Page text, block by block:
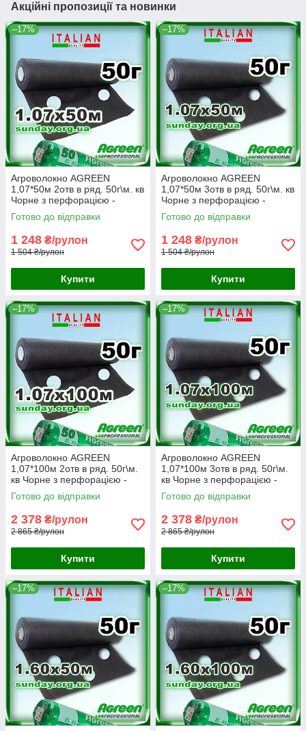
Акційні пропозиції та новинки
–17%
Агроволокно AGREEN
1,07*50м 2отв в ряд. 50г\м. кв
Чорне з перфорацією -
4сезона
Готово до відправки
1 248 ₴/рулон
1 504 ₴/рулон
Купити
–17%
Агроволокно AGREEN
1,07*50м 3отв в ряд. 50г\м. кв
Чорне з перфорацією -
4сезона
Готово до відправки
1 248 ₴/рулон
1 504 ₴/рулон
Купити
–17%
Агроволокно AGREEN
1,07*100м 2отв в ряд. 50г\м.
кв Чорне з перфорацією -
4сезона
Готово до відправки
2 378 ₴/рулон
2 865 ₴/рулон
Купити
–17%
Агроволокно AGREEN
1,07*100м 3отв в ряд. 50г\м.
кв Чорне з перфорацією -
4сезона
Готово до відправки
2 378 ₴/рулон
2 865 ₴/рулон
Купити
–17% –17%